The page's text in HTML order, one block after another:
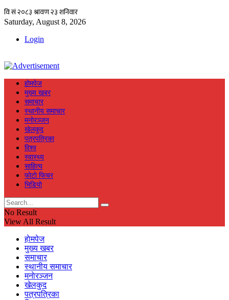
Saturday, August 8, 2026
Login
हाेमपेज
मुख्य खबर
समाचार
स्थानीय समाचार
मनाेरञ्जन
खेलकुद
पत्रपत्रिका
विश्व
स्वास्थ्य
साहित्य
फाेटाे फिचर
भिडियाे
No Result
View All Result
हाेमपेज
मुख्य खबर
समाचार
स्थानीय समाचार
मनाेरञ्जन
खेलकुद
पत्रपत्रिका